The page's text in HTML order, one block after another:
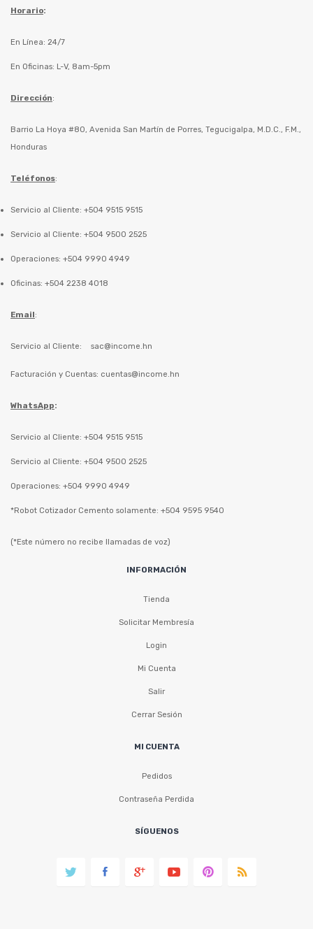
Horario:
En Línea: 24/7
En Oficinas: L-V, 8am-5pm
Dirección:
Barrio La Hoya #80, Avenida San Martín de Porres, Tegucigalpa, M.D.C., F.M.,
Honduras
Teléfonos:
Servicio al Cliente: +504 9515 9515
Servicio al Cliente: +504 9500 2525
Operaciones: +504 9990 4949
Oficinas: +504 2238 4018
Email:
Servicio al Cliente: sac@income.hn
Facturación y Cuentas: cuentas@income.hn
WhatsApp:
Servicio al Cliente: +504 9515 9515
Servicio al Cliente: +504 9500 2525
Operaciones: +504 9990 4949
*Robot Cotizador Cemento solamente: +504 9595 9540
(*Este número no recibe llamadas de voz)
INFORMACIÓN
Tienda
Solicitar Membresía
Login
Mi Cuenta
Salir
Cerrar Sesión
MI CUENTA
Pedidos
Contraseña Perdida
SÍGUENOS